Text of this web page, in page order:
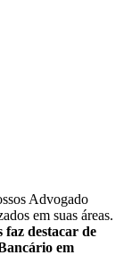
Advogado
em suas áreas.
faz destacar de
em